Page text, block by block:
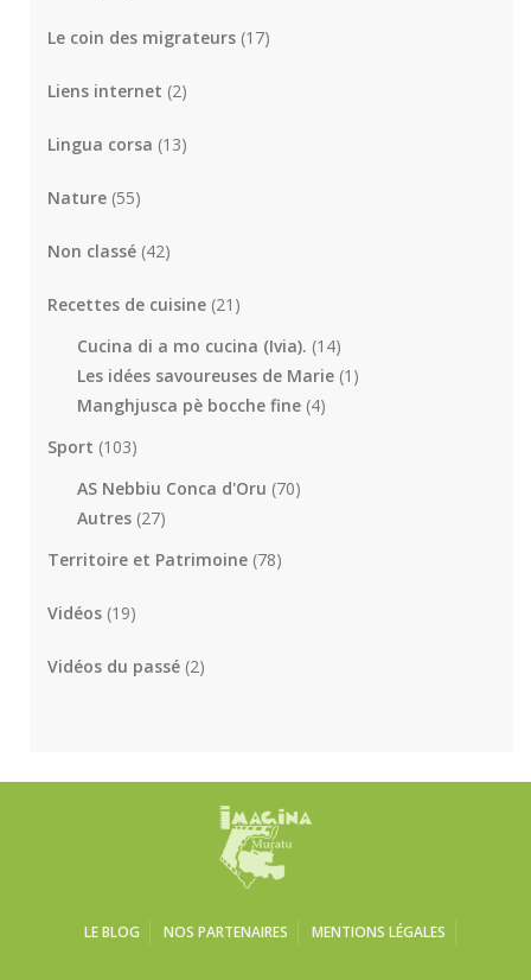
Le coin des migrateurs (17)
Liens internet (2)
Lingua corsa (13)
Nature (55)
Non classé (42)
Recettes de cuisine (21)
Cucina di a mo cucina (Ivia). (14)
Les idées savoureuses de Marie (1)
Manghjusca pè bocche fine (4)
Sport (103)
AS Nebbiu Conca d'Oru (70)
Autres (27)
Territoire et Patrimoine (78)
Vidéos (19)
Vidéos du passé (2)
LE BLOG NOS PARTENAIRES MENTIONS LÉGALES